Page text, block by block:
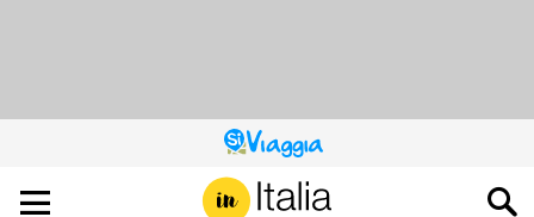
QUESTO
SITO
CONTRIBUISCE
ALL’AUDIENCE
DI